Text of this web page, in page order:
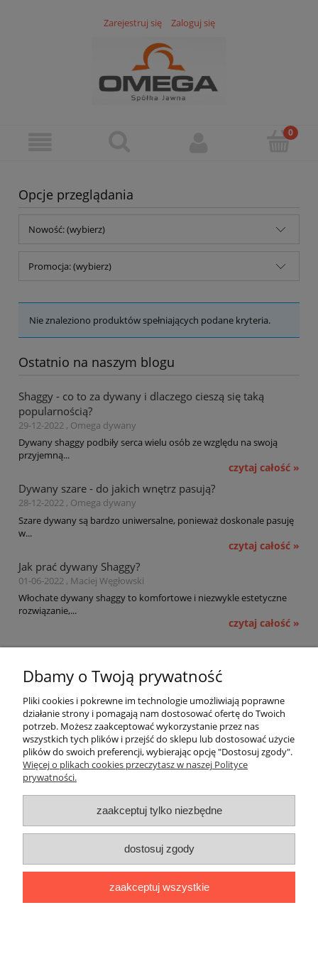
Zarejestruj się Zaloguj się
Opcje przeglądania
Nowość: (wybierz)
Promocja: (wybierz)
Nie znaleziono produktów spełniających podane kryteria.
Ostatnio na naszym blogu
Shaggy - co to za dywany i dlaczego cieszą się taką
popularnością?
29-12-2022 , Omega dywany
Dywany shaggy podbiły serca wielu osób ze względu na swoją
przyjemną...
czytaj całość »
Dywany szare - do jakich wnętrz pasują?
28-12-2022 , Omega dywany
Szare dywany są bardzo uniwersalne, ponieważ doskonale pasuję
w...
czytaj całość »
Jak prać dywany Shaggy?
01-06-2022 , Maciej Węgłowski
Włochate dywany shaggy to komfortowe i niezwykle estetyczne
rozwiązanie,...
czytaj całość »
Płatności i dostawa
Informacje
O nas
Witosz i Spółka
44-203 Rybnik ul. Brzezińska 50c
telefon:511760570
Facebook
Dbamy o Twoją prywatność
Pliki cookies i pokrewne im technologie umożliwiają poprawne
działanie strony i pomagają nam dostosować ofertę do Twoich
potrzeb. Możesz zaakceptować wykorzystanie przez nas
wszystkich tych plików i przejść do sklepu lub dostosować użycie
plików do swoich preferencji, wybierając opcję "Dostosuj zgody".
Więcej o plikach cookies przeczytasz w naszej Polityce
prywatności.
zaakceptuj tylko niezbędne
dostosuj zgody
zaakceptuj wszystkie